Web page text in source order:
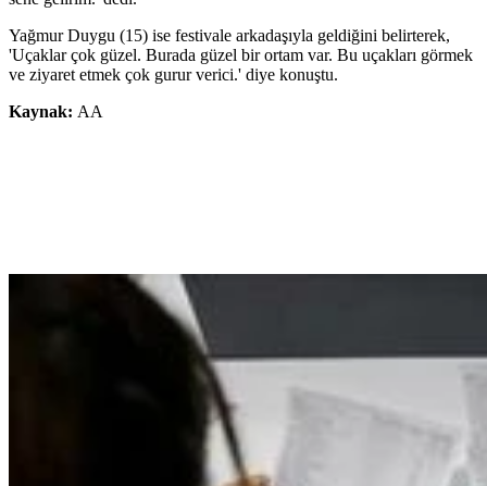
Yağmur Duygu (15) ise festivale arkadaşıyla geldiğini belirterek,
'Uçaklar çok güzel. Burada güzel bir ortam var. Bu uçakları görmek
ve ziyaret etmek çok gurur verici.' diye konuştu.
Kaynak: AA